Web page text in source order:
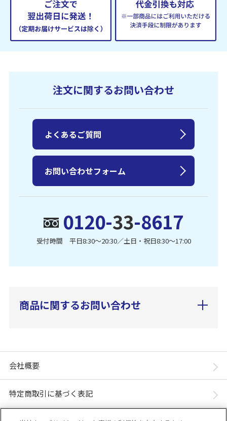
注文に関するお問い合わせ
0120-33-8617
受付時間 平日8:30〜20:30／土日・祝日8:30〜17:00
よくあるご質問
お問い合わせフォーム
商品に関するお問い合わせ
会社概要
特定商取引に基づく表記